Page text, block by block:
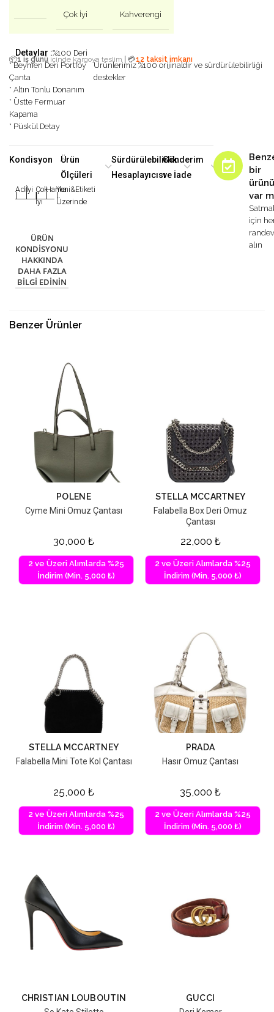
Çok İyi Kahverengi
Detaylar :%100 Deri
📦1 iş günü içinde kargoya teslim 💳12 taksit imkanı
* Beymen Deri Portföy
Çanta
* Altın Tonlu Donanım
* Üstte Fermuar
Kapama
* Püskül Detay
Ürünlerimiz %100 orijinaldir ve sürdürülebilirliği
destekler
Kondisyon
Adilİyi
|
Çok
İyi
Harika
|
Yeni&Etiketi
Üzerinde
ÜRÜN
KONDISYONU
HAKKINDA
DAHA FAZLA
BILGI EDININ
Ürün
Ölçüleri
Sürdürülebilirlik
Hesaplayıcısı
Gönderim
ve İade
bir
var
için
alın
Benzer Ürünler
POLENE
Cyme Mini Omuz Çantası
30,000 ₺
2 ve Üzeri Alımlarda %25
İndirim (Min. 5,000 ₺)
STELLA MCCARTNEY
Falabella Box Deri Omuz
Çantası
22,000 ₺
2 ve Üzeri Alımlarda %25
İndirim (Min. 5,000 ₺)
STELLA MCCARTNEY
Falabella Mini Tote Kol Çantası
25,000 ₺
2 ve Üzeri Alımlarda %25
İndirim (Min. 5,000 ₺)
PRADA
Hasır Omuz Çantası
35,000 ₺
2 ve Üzeri Alımlarda %25
İndirim (Min. 5,000 ₺)
CHRISTIAN LOUBOUTIN
GUCCI